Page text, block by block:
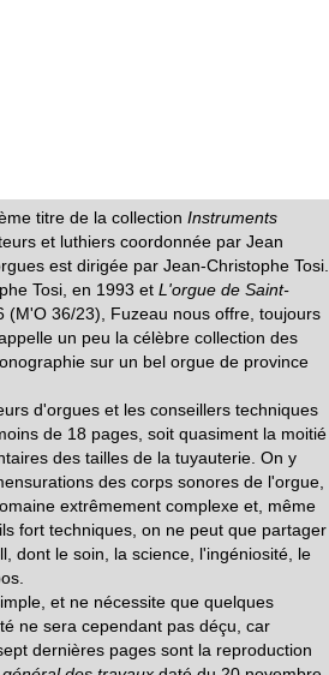
titre de la collection Instruments
et luthiers coordonnée par Jean
est dirigée par Jean-Christophe Tosi.
Tosi, en 1993 et L'orgue de Saint-
(M'O 36/23), Fuzeau nous offre, toujours
un peu la célèbre collection des
sur un bel orgue de province
d'orgues et les conseillers techniques
de 18 pages, soit quasiment la moitié
des tailles de la tuyauterie. On y
des corps sonores de l'orgue,
extrêmement complexe et, même
fort techniques, on ne peut que partager
dont le soin, la science, l'ingéniosité, le
et ne nécessite que quelques
ne sera cependant pas déçu, car
dernières pages sont la reproduction